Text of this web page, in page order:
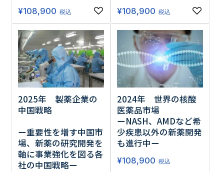
¥108,900 税込 ¥108,900 税込
2025年 製薬企業の
中国戦略
ー重要性を増す中国市
場、新薬の研究開発を
軸に事業強化を図る各
社の中国戦略ー
2024年 世界の核酸
医薬品市場
ーNASH、AMDなど希
少疾患以外の新薬開発
も進行中ー
¥108,900 税込